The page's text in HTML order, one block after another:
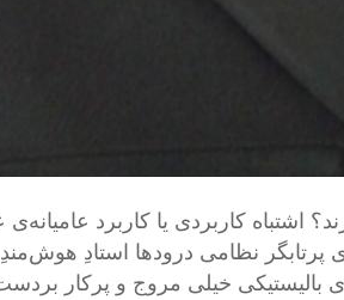
اشتباه کاربردی یا کاربرد
پرتا‌بگر نظامی درودها استادِ
بالیستیکی خیلی مروج و پرکار